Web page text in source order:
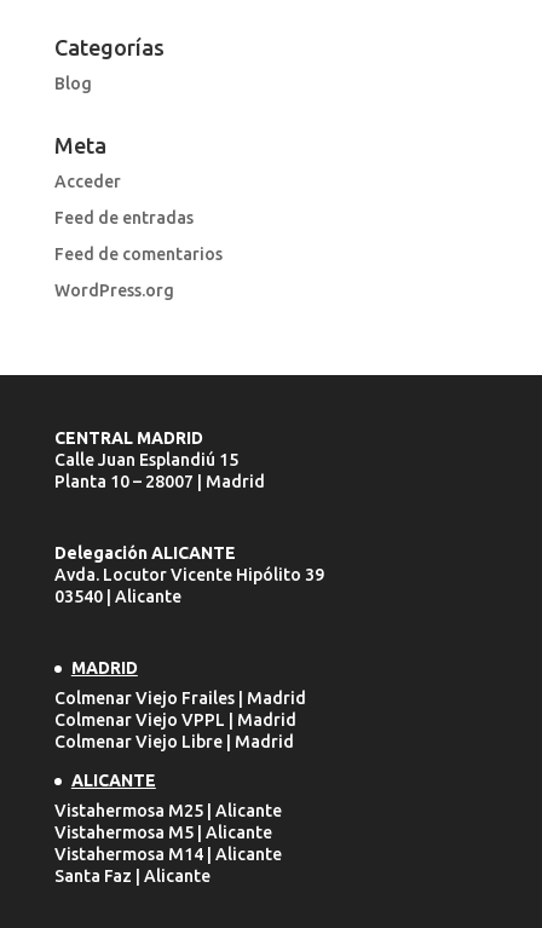
Categorías
Blog
Meta
Acceder
Feed de entradas
Feed de comentarios
WordPress.org
CENTRAL MADRID
Calle Juan Esplandiú 15
Planta 10 – 28007 | Madrid
Delegación ALICANTE
Avda. Locutor Vicente Hipólito 39
03540 | Alicante
MADRID
Colmenar Viejo Frailes | Madrid
Colmenar Viejo VPPL | Madrid
Colmenar Viejo Libre | Madrid
ALICANTE
Vistahermosa M25 | Alicante
Vistahermosa M5 | Alicante
Vistahermosa M14 | Alicante
Santa Faz | Alicante